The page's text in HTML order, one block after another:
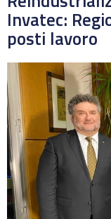
Invatec:
posti lavoro